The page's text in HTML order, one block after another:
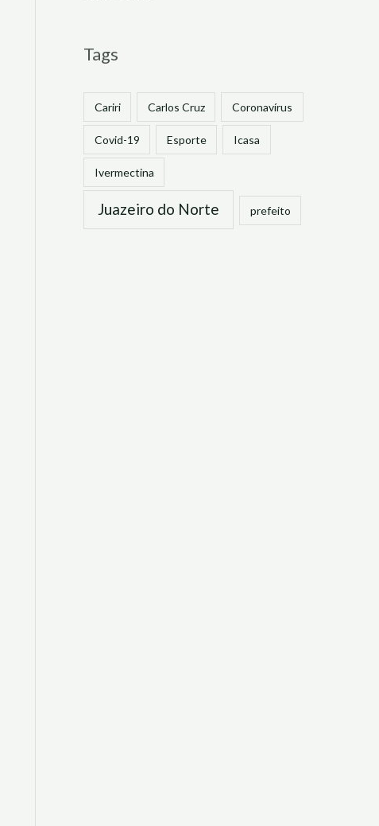
Tags
Cariri Carlos Cruz Coronavírus
Covid-19 Esporte Icasa
Ivermectina
Juazeiro do Norte prefeito